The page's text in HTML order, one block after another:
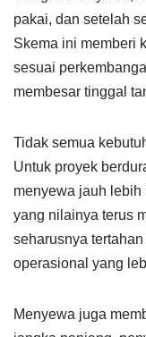
pakai, dan setelah
Skema ini memberi
sesuai
membesar tinggal
Tidak semua
Untuk proyek
menyewa jauh
yang nilainya terus
seharusnya
operasional yang
Menyewa juga